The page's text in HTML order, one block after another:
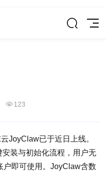
123
JoyClaw已于近日上线。
装与初始化流程，用户无
户即可使用。JoyClaw含数